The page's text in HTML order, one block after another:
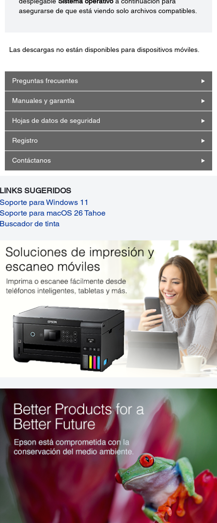
asegurarse de que está viendo solo archivos compatibles.
Las descargas no están disponibles para dispositivos móviles.
Preguntas frecuentes
Manuales y garantía
Hojas de datos de seguridad
Registro
Contáctanos
LINKS SUGERIDOS
Soporte para Windows 11
Soporte para macOS 26 Tahoe
Buscador de tinta